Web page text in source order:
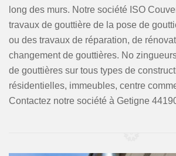
long des murs. Notre société ISO
travaux de gouttière de la pose de
ou des travaux de réparation, de
changement de gouttières. No
de gouttières sur tous types de
résidentielles, immeubles, centre
Contactez notre société à Getigne